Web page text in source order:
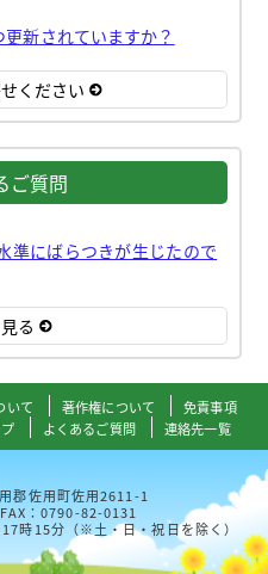
新されていますか？
ください
ご質問
準にばらつきが生じたので
る
いて 著作権について
免責事項
よくあるご質問 連絡先一覧
郡佐用町佐用2611-1
：0790-82-0131
時15分（※土・日・祝日を除く）